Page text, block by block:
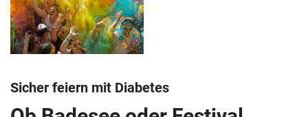
Sicher feiern mit Diabetes